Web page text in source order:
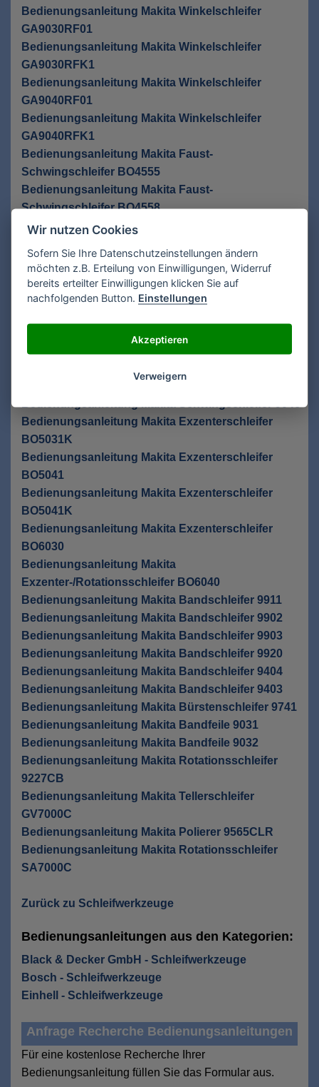
Bedienungsanleitung Makita Winkelschleifer
GA9030RF01
Bedienungsanleitung Makita Winkelschleifer
GA9030RFK1
Bedienungsanleitung Makita Winkelschleifer
GA9040RF01
Bedienungsanleitung Makita Winkelschleifer
GA9040RFK1
Bedienungsanleitung Makita Faust-
Schwingschleifer BO4555
Bedienungsanleitung Makita Faust-
Schwingschleifer BO4558
Bedienungsanleitung Makita Faust-
Bedienungsanleitung Makita Faust-
Schwingschleifer BO4566
Bedienungsanleitung Makita Schwingschleifer
BO4901
Bedienungsanleitung Makita Exzenterschleifer
BO5031K
Bedienungsanleitung Makita Exzenterschleifer
BO5041
Bedienungsanleitung Makita Exzenterschleifer
BO5041K
Bedienungsanleitung Makita Exzenterschleifer
BO6030
Bedienungsanleitung Makita
Exzenter-/Rotationsschleifer BO6040
Bedienungsanleitung Makita Bandschleifer 9911
Bedienungsanleitung Makita Bandschleifer 9902
Bedienungsanleitung Makita Bandschleifer 9903
Bedienungsanleitung Makita Bandschleifer 9920
Bedienungsanleitung Makita Bandschleifer 9404
Bedienungsanleitung Makita Bandschleifer 9403
Bedienungsanleitung Makita Bürstenschleifer 9741
Bedienungsanleitung Makita Bandfeile 9031
Bedienungsanleitung Makita Bandfeile 9032
Bedienungsanleitung Makita Rotationsschleifer
9227CB
Bedienungsanleitung Makita Tellerschleifer
GV7000C
Bedienungsanleitung Makita Polierer 9565CLR
Bedienungsanleitung Makita Rotationsschleifer
SA7000C
Zurück zu Schleifwerkzeuge
Bedienungsanleitungen aus den Kategorien:
Black & Decker GmbH - Schleifwerkzeuge
Bosch - Schleifwerkzeuge
Einhell - Schleifwerkzeuge
Anfrage Recherche Bedienungsanleitungen
Für eine kostenlose Recherche Ihrer
Bedienungsanleitung füllen Sie das Formular aus.
Wir nutzen Cookies
Sofern Sie Ihre Datenschutzeinstellungen ändern
möchten z.B. Erteilung von Einwilligungen, Widerruf
bereits erteilter Einwilligungen klicken Sie auf
nachfolgenden Button. Einstellungen
Akzeptieren
Verweigern